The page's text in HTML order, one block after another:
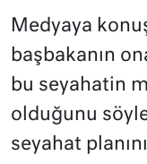
Medyaya
başbakanın
bu seyahatin
olduğunu
seyahat